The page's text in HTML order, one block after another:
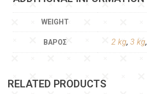
WEIGHT
ΒΆΡΟΣ 2 kg, 3 kg,
RELATED PRODUCTS